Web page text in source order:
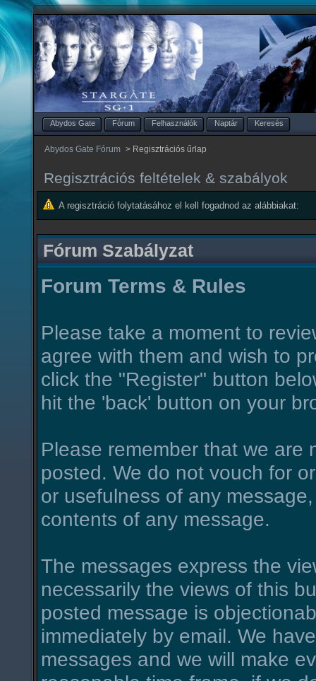
Abydos Gate Fórum Felhasználók Naptár Keresés
Abydos Gate Fórum > Regisztrációs űrlap
Regisztrációs feltételek & szabályok
A regisztráció folytatásához el kell fogadnod az alábbiakat:
Fórum Szabályzat
Forum Terms & Rules
Please take a moment to
agree with them and wish to
click the "Register" button
hit the 'back' button on your
Please remember that we are
posted. We do not vouch for
or usefulness of any
contents of any message.
The messages express the
necessarily the views of this
posted message is
immediately by email. We
messages and we will make